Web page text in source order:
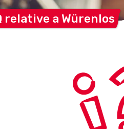
relative a Würenlos